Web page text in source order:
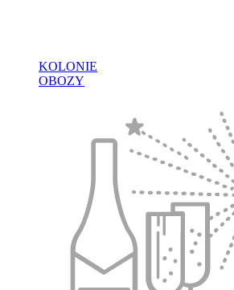
KOLONIE
OBOZY